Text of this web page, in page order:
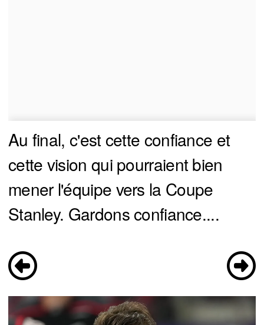
Au final, c'est cette confiance et
cette vision qui pourraient bien
mener l'équipe vers la Coupe
Stanley. Gardons confiance....